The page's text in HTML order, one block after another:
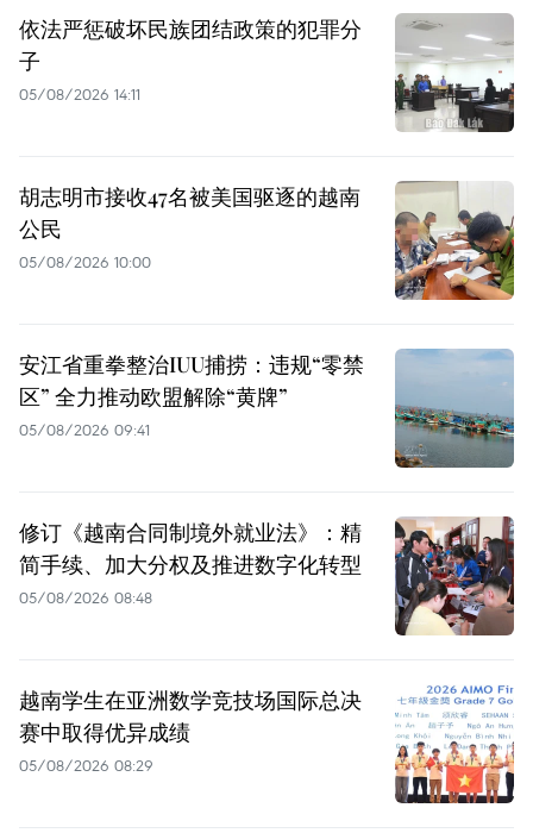
依法严惩破坏民族团结政策的犯罪分
子
05/08/2026 14:11
胡志明市接收47名被美国驱逐的越南
公民
05/08/2026 10:00
安江省重拳整治IUU捕捞：违规“零禁
区” 全力推动欧盟解除“黄牌”
05/08/2026 09:41
修订《越南合同制境外就业法》：精
简手续、加大分权及推进数字化转型
05/08/2026 08:48
越南学生在亚洲数学竞技场国际总决
赛中取得优异成绩
05/08/2026 08:29